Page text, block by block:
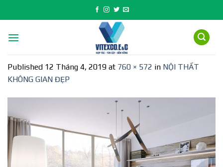
to
Published 12 Tháng 4, 2019 at 760 × 572 in NỘI THẤT
KHÔNG GIAN ĐẸP